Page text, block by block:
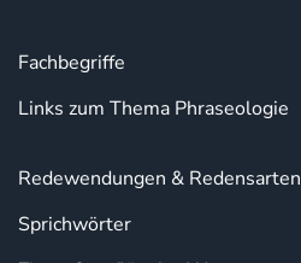
Fachbegriffe
Links zum Thema Phraseologie
Redewendungen & Redensarten
Sprichwörter